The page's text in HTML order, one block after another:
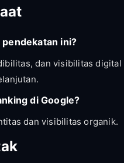
ini?
dan visibilitas digital
di Google?
dan visibilitas organik.